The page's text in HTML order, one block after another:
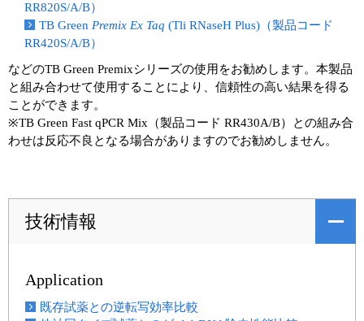
RR820S/A/B）
TB Green Premix Ex Taq (Tli RNaseH Plus)（製品コード
RR420S/A/B）
などのTB Green Premixシリーズの使用をお勧めします。本製品
と組み合わせて使用することにより、信頼性の高い結果を得る
ことができます。
※TB Green Fast qPCR Mix（製品コード RR430A/B）との組み合
わせは反応不良となる場合がありますのでお勧めしません。
技術情報
Application
既存試薬との逆転写効率比較